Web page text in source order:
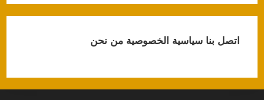
اتصل بناسياسية الخصوصيةمن نحن